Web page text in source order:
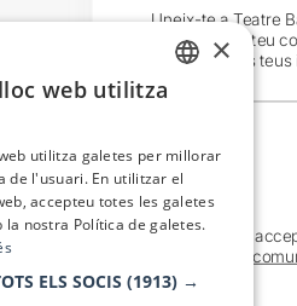
Uneix-te a Teatre
exclusives al teu
en funció dels
Actualitat
He llegit i
×
web utilitza
utilitza galetes per millorar
de l'usuari. En utilitzar el
accepteu totes les galetes
la nostra Política de galetes.
ELS SOCIS (1913) →